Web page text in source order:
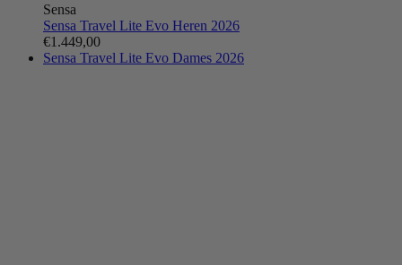
Sensa
Sensa Travel Lite Evo Heren 2026
€1.449,00
Sensa Travel Lite Evo Dames 2026